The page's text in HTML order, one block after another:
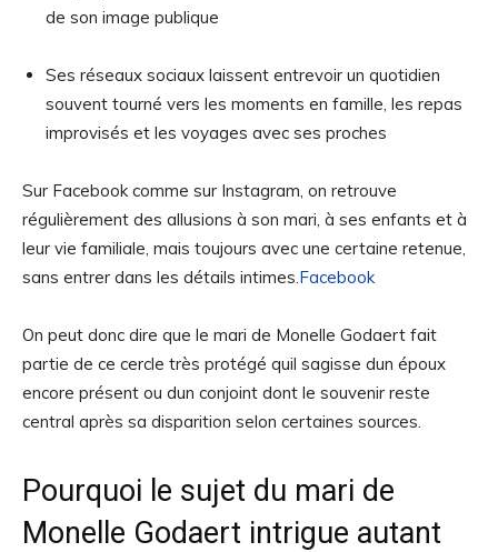
de son image publique
Ses réseaux sociaux laissent entrevoir un quotidien
souvent tourné vers les moments en famille, les repas
improvisés et les voyages avec ses proches
Sur Facebook comme sur Instagram, on retrouve
régulièrement des allusions à son mari, à ses enfants et à
leur vie familiale, mais toujours avec une certaine retenue,
sans entrer dans les détails intimes.Facebook
On peut donc dire que le mari de Monelle Godaert fait
partie de ce cercle très protégé quil sagisse dun époux
encore présent ou dun conjoint dont le souvenir reste
central après sa disparition selon certaines sources.
Pourquoi le sujet du mari de
Monelle Godaert intrigue autant